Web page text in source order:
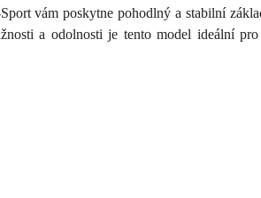
vám poskytne pohodlný a stabilní
a odolnosti je tento model ideální